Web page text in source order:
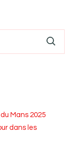
Mans 2025
dans les